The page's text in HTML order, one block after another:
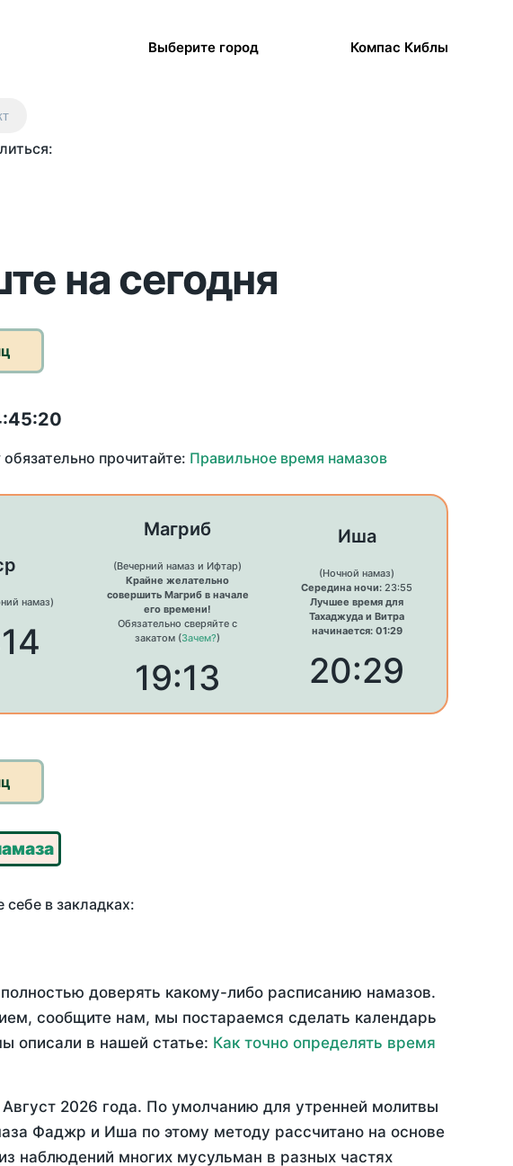
Выберите город Компас Киблы
на сегодня
прочитайте: Правильное время намазов
намаз)
Магриб
(Вечерний намаз и Ифтар)
Крайне желательно
совершить Магриб в начале
его времени!
Обязательно сверяйте с
закатом (Зачем?)
19:13
Иша
(Ночной намаз)
Середина ночи: 23:55
Лучшее время для
Тахаджуда и Витра
начинается: 01:29
20:29
в закладках:
доверять какому-либо расписанию намазов.
сообщите нам, мы постараемся сделать календарь
описали в нашей статье: Как точно определять время
Август 2026 года. По умолчанию для утренней молитвы
Фаджр и Иша по этому методу рассчитано на основе
наблюдений многих мусульман в разных частях